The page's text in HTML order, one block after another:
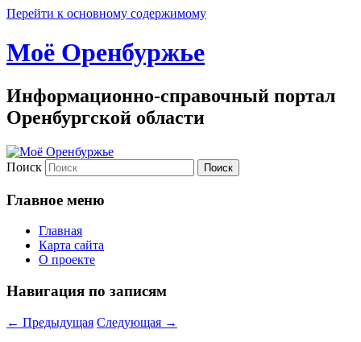
Перейти к основному содержимому
Моё Оренбуржье
Информационно-справочный портал
Оренбургской области
Поиск
Главное меню
Главная
Карта сайта
О проекте
Навигация по записям
← Предыдущая Следующая →